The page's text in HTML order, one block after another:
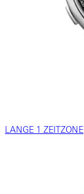
LANGE 1 ZEITZONE